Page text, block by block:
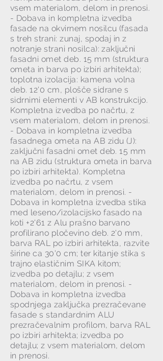
vsem materialom, delom in prenosi.
- Dobava in kompletna izvedba
fasade na okvirnem nosilcu (fasada
s treh strani: zunaj, spodaj in z
notranje strani nosilca): zaključni
fasadni omet deb. 15 mm (struktura
ometa in barva po izbiri arhitekta);
toplotna izolacija: kamena volna
deb. 12'0 cm, plošče sidrane s
sidrnimi elementi v AB konstrukcijo.
Kompletna izvedba po načrtu, z
vsem materialom, delom in prenosi.
- Dobava in kompletna izvedba
fasadnega ometa na AB zidu (J):
zaključni fasadni omet deb. 15 mm
na AB zidu (struktura ometa in barva
po izbiri arhitekta). Kompletna
izvedba po načrtu, z vsem
materialom, delom in prenosi. -
Dobava in kompletna izvedba stika
med leseno/izolacijsko fasado na
koti +2'61 z Alu prašno barvano
profilirano pločevino deb. 2'0 mm,
barva RAL po izbiri arhitekta, razvite
širine ca 30'0 cm; ter kitanje stika s
trajno elastičnim SIKA kitom;
izvedba po detajlu; z vsem
materialom, delom in prenosi. -
Dobava in kompletna izvedba
spodnjega zaključka prezračevane
fasade s standardnim ALU
prezračevalnim profilom, barva RAL
po izbiri arhitekta; izvedba po
detajlu; z vsem materialom, delom
in prenosi.